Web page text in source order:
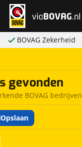
BOVAG Zekerheid
gevonden
BOVAG bedrijven
Opslaan